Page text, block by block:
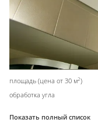
площадь (цена от 30 м2)
обработка угла
Показать полный список